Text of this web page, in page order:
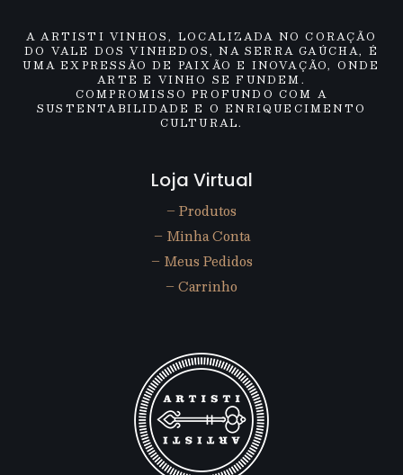
A ARTISTI VINHOS, LOCALIZADA NO CORAÇÃO
DO VALE DOS VINHEDOS, NA SERRA GAÚCHA, É
UMA EXPRESSÃO DE PAIXÃO E INOVAÇÃO, ONDE
ARTE E VINHO SE FUNDEM.
COMPROMISSO PROFUNDO COM A
SUSTENTABILIDADE E O ENRIQUECIMENTO
CULTURAL.
Loja Virtual
– Produtos
– Minha Conta
– Meus Pedidos
– Carrinho